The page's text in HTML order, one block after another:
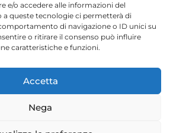
e/o accedere alle informazioni del
a queste tecnologie ci permetterà di
di navigazione o ID unici su
o ritirare il consenso può influire
caratteristiche e funzioni.
Accetta
Nega
Party